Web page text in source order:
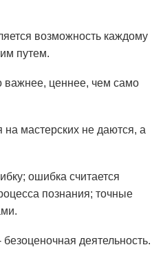
возможность каждому
путем.
важнее, ценнее, чем само
на мастерских не даются, а
ошибка считается
познания; точные
деятельность.